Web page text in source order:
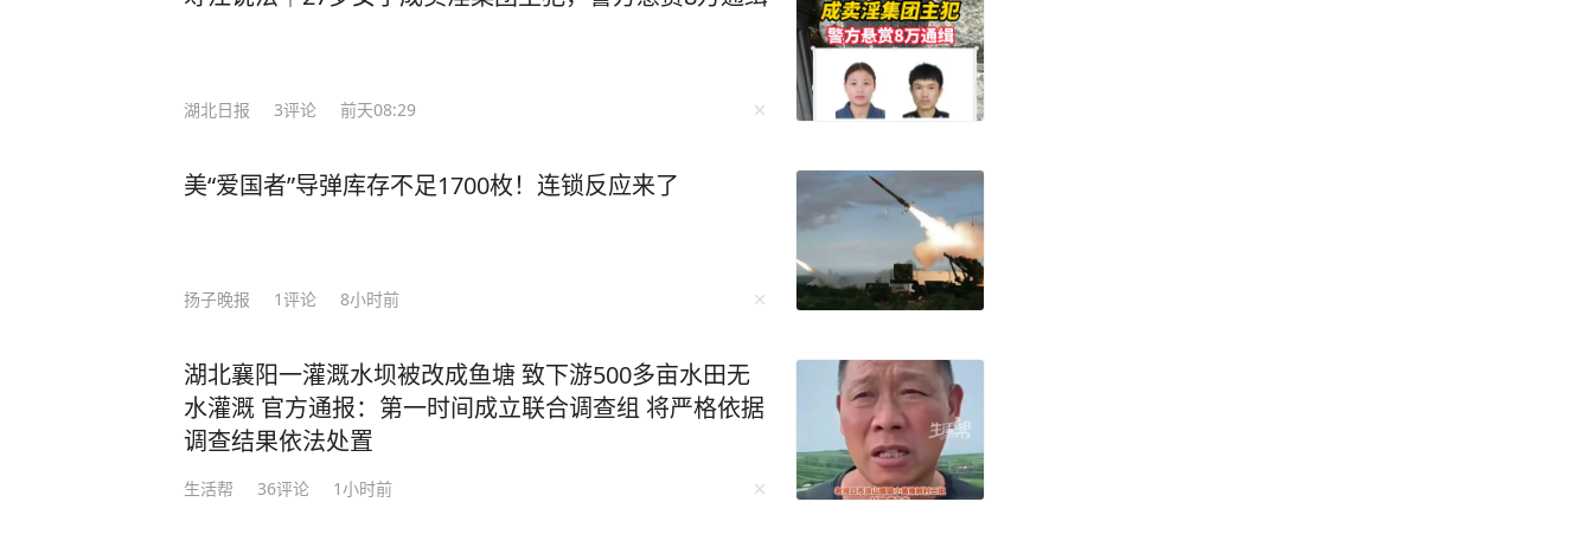
湖北日报 3评论 前天08:29
美“爱国者”导弹库存不足1700枚！连锁反应来了
扬子晚报 1评论 8小时前
湖北襄阳一灌溉水坝被改成鱼塘 致下游500多亩水田无
水灌溉 官方通报：第一时间成立联合调查组 将严格依据
调查结果依法处置
生活帮 36评论 1小时前